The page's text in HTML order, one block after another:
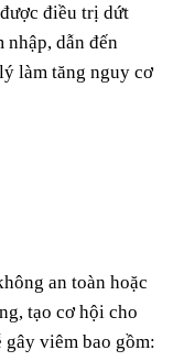
điều trị dứt
dẫn đến
làm tăng nguy cơ
an toàn hoặc
tạo cơ hội cho
viêm bao gồm: